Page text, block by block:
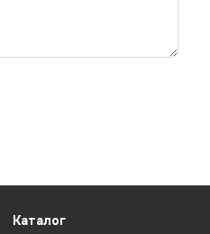
Каталог